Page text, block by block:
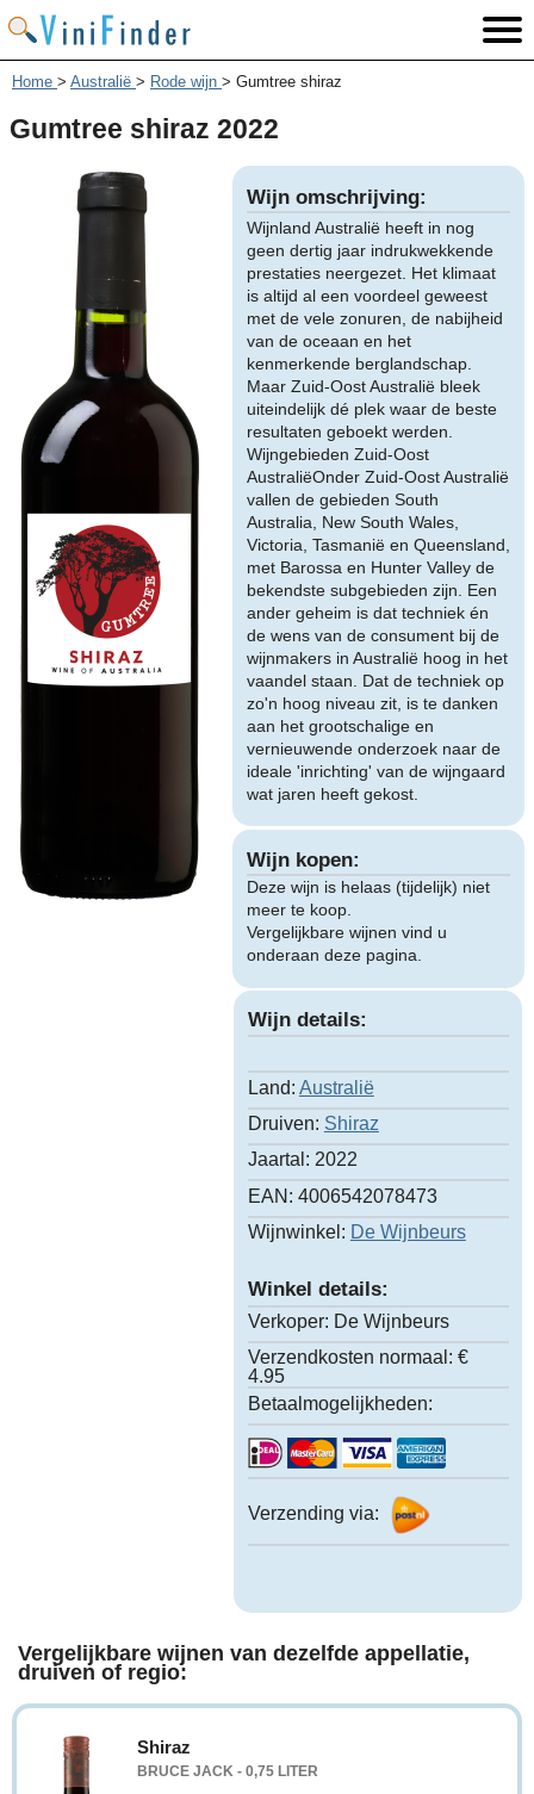
Home > Australië > Rode wijn > Gumtree shiraz
Gumtree shiraz 2022
Wijn omschrijving:
Wijnland Australië heeft in nog
geen dertig jaar indrukwekkende
prestaties neergezet. Het klimaat
is altijd al een voordeel geweest
met de vele zonuren, de nabijheid
van de oceaan en het
kenmerkende berglandschap.
Maar Zuid-Oost Australië bleek
uiteindelijk dé plek waar de beste
resultaten geboekt werden.
Wijngebieden Zuid-Oost
AustraliëOnder Zuid-Oost Australië
vallen de gebieden South
Australia, New South Wales,
Victoria, Tasmanië en Queensland,
met Barossa en Hunter Valley de
bekendste subgebieden zijn. Een
ander geheim is dat techniek én
de wens van de consument bij de
wijnmakers in Australië hoog in het
vaandel staan. Dat de techniek op
zo'n hoog niveau zit, is te danken
aan het grootschalige en
vernieuwende onderzoek naar de
ideale 'inrichting' van de wijngaard
wat jaren heeft gekost.
Wijn kopen:
Deze wijn is helaas (tijdelijk) niet
meer te koop.
Vergelijkbare wijnen vind u
onderaan deze pagina.
Wijn details:
Land: Australië
Druiven: Shiraz
Jaartal: 2022
EAN: 4006542078473
Wijnwinkel: De Wijnbeurs
Winkel details:
Verkoper: De Wijnbeurs
Verzendkosten normaal: €
4.95
Betaalmogelijkheden:
Verzending via:
Vergelijkbare wijnen van dezelfde appellatie,
druiven of regio:
Shiraz
BRUCE JACK - 0,75 LITER